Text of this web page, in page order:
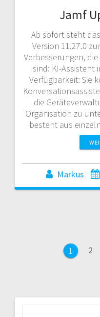
Jamf
Ab sofort steht
Version 11.27.0
Verbesserungen,
sind: KI-Assistent
Verfügbarkeit: Sie
die
Organisation zu
besteht aus
Markus
Seite
1 Seite
2